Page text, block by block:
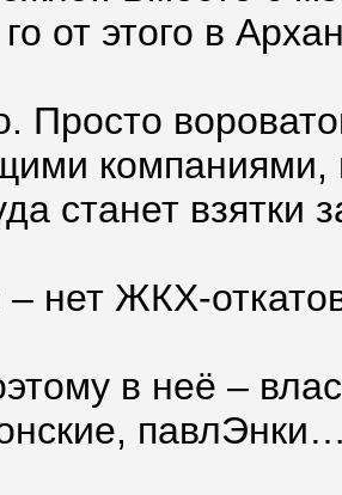
от этого в
Просто
станет взятки
нет ЖКХ-
в неё –